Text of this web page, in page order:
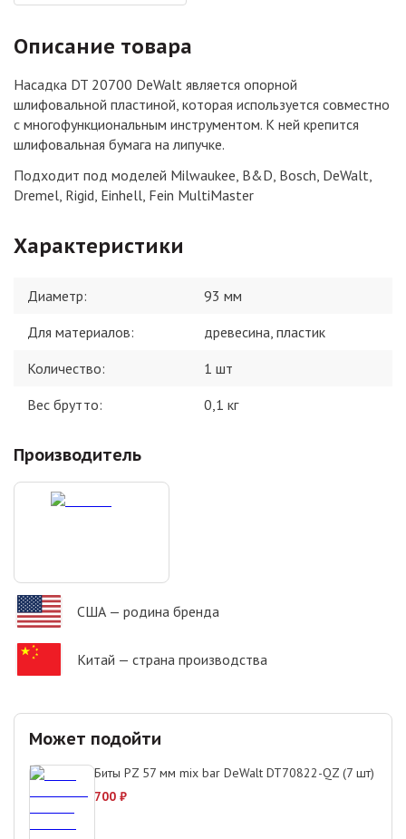
Описание товара
Насадка DT 20700 DeWalt является опорной
шлифовальной пластиной, которая используется совместно
с многофункциональным инструментом. К ней крепится
шлифовальная бумага на липучке.
Подходит под моделей Milwaukee, B&D, Bosch, DeWalt,
Dremel, Rigid, Einhell, Fein MultiMaster
Характеристики
Диаметр:
93 мм
Для материалов:
древесина, пластик
Количество:
1 шт
Вес брутто:
0,1 кг
Производитель
США — родина бренда
Китай — страна производства
Может подойти
Биты PZ 57 мм mix bar DeWalt DT70822-QZ (7 шт)
700 ₽